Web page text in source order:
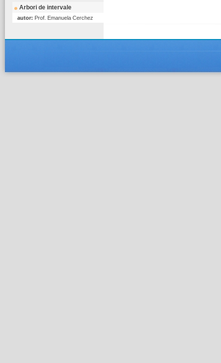
Arbori de intervale
autor: Prof. Emanuela Cerchez